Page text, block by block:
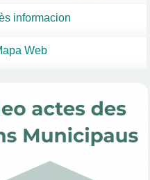
informacion
Web